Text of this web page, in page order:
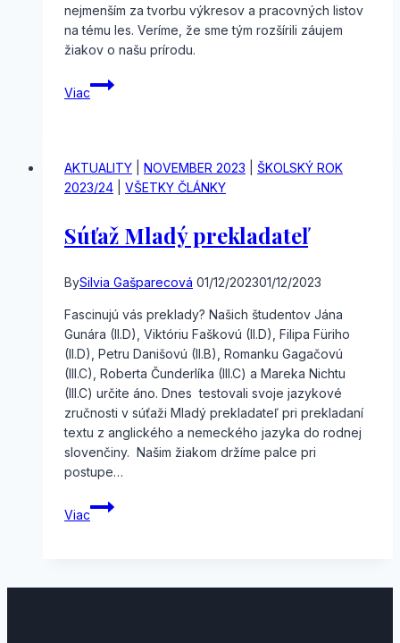
nejmenším za tvorbu výkresov a pracovných listov
na tému les. Veríme, že sme tým rozšírili záujem
žiakov o našu prírodu.
Viac
Kniha
lesnej
AKTUALITY NOVEMBER 2023
ŠKOLSKÝ ROK
2023/24
VŠETKY ČLÁNKY
Súťaž Mladý prekladateľ
BySilvia Gašparecová 01/12/202301/12/2023
Fascinujú vás preklady? Našich študentov Jána
Gunára (II.D), Viktóriu Faškovú (II.D), Filipa Füriho
(II.D), Petru Danišovú (II.B), Romanku Gagačovú
(III.C), Roberta Čunderlíka (III.C) a Mareka Nichtu
(III.C) určite áno. Dnes testovali svoje jazykové
zručnosti v súťaži Mladý prekladateľ pri prekladaní
textu z anglického a nemeckého jazyka do rodnej
slovenčiny. Našim žiakom držíme palce pri
postupe…
Viac
Súťaž
Mladý